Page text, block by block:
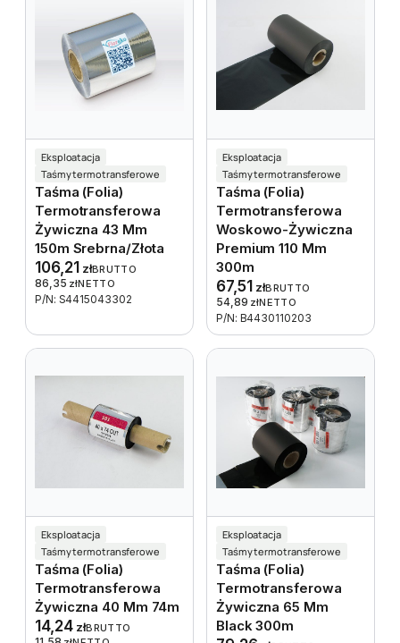
Eksploatacja
Taśmy termotransferowe
Taśma (folia)
Termotransferowa
Żywiczna 43 Mm
150m Srebrna/złota
106,21 złBRUTTO
86,35 złNETTO
P/N: S4415043302
Eksploatacja
Taśmy termotransferowe
Taśma (folia)
Termotransferowa
Woskowo-Żywiczna
Premium 110 Mm
300m
67,51 złBRUTTO
54,89 złNETTO
P/N: B4430110203
Eksploatacja
Taśmy termotransferowe
Taśma (folia)
Termotransferowa
Żywiczna 40 Mm 74m
14,24 złBRUTTO
Eksploatacja
Taśmy termotransferowe
Taśma (folia)
Termotransferowa
Żywiczna 65 Mm
Black 300m